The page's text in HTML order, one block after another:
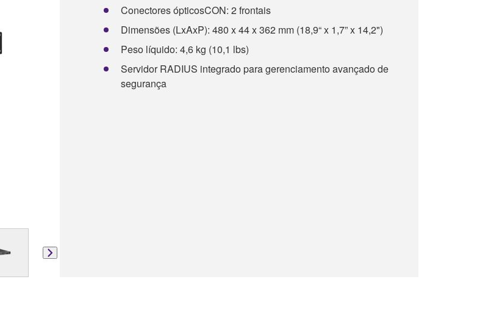
Conectores ópticosCON: 2 frontais
Dimensões (LxAxP): 480 x 44 x 362 mm (18,9“ x 1,7” x 14,2")
Peso líquido: 4,6 kg (10,1 lbs)
Servidor RADIUS integrado para gerenciamento avançado de
segurança